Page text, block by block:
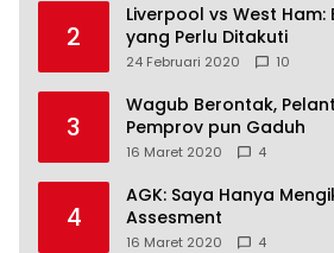
2
Liverpool vs West Ham:
yang Perlu Ditakuti
24 Februari 2020 10
3
Wagub Berontak,
Pemprov pun Gaduh
16 Maret 2020 4
4
AGK: Saya Hanya
Assesment
16 Maret 2020 4